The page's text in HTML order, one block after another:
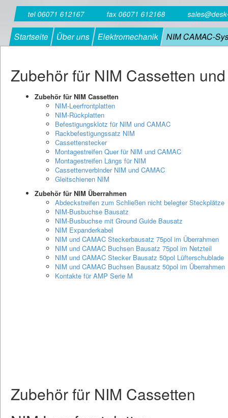
tel 06071 612167 fax 06071 612168
Startseite Über uns Elektromechanik NIM CAMAC-
Zubehör für NIM Cassetten
Zubehör für NIM Cassetten
NIM-Leerfrontplatten
NIM-Rückplatten
Befestigungsklotz für NIM und CAMAC
Rackbefestigungssatz NIM
Cassettenstecker
Montagestreifen Quer für NIM und CAMAC
Montagestreifen Längs für NIM
Cassettenverbinder NIM und CAMAC
Gleitschienen NIM
Zubehör für NIM Überrahmen
Abdeckstreifen zum Schließen nicht belegter Steckplätze
NIM-Busbuchse Bausatz
NIM-Busbuchse mit Ground Guide Bausatz
NIM Expanderkabel
NIM und CAMAC Steckerbausatz 75pol im Überrahmen
NIM und CAMAC Buchsen Bausatz 75pol im Netzteil
NIM und CAMAC Stecker Bausatz 50pol Lüfterschublade
NIM und CAMAC Buchsen Bausatz 50pol im Überrahmen
Kontakte für AMP Serie M
Zubehör für NIM Cassetten